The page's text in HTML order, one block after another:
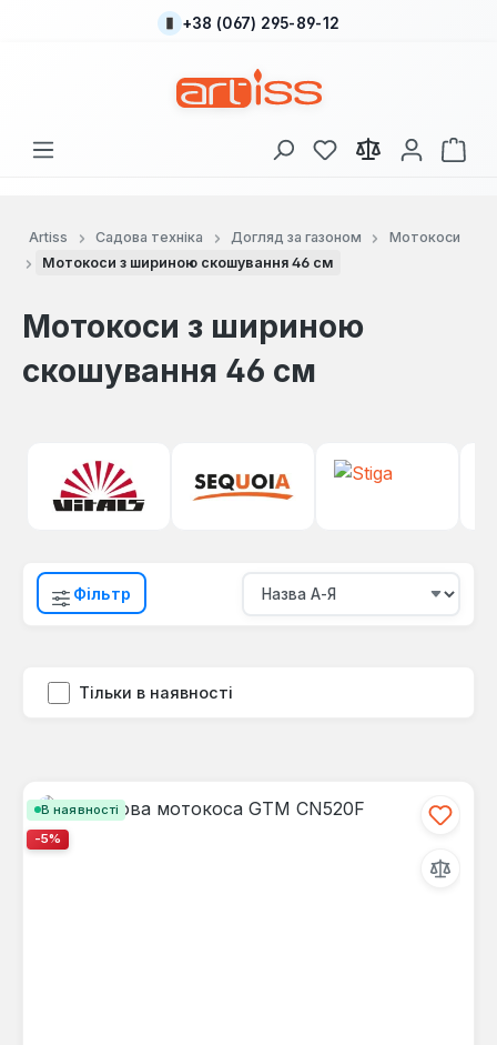
Перейти до основного вмісту
+38 (067) 295-89-12
У вас є 0 у списку
Artiss Садова техніка Догляд за газоном
Мотокоси
Мотокоси з шириною скошування 46 см
Мотокоси з шириною
скошування 46 см
Фільтр
Тільки в наявності
В наявності
-5%